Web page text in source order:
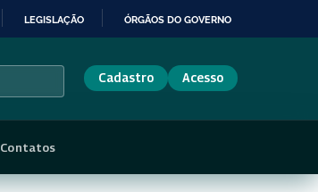
LEGISLAÇÃO ÓRGÃOS DO GOVERNO
Cadastro Acesso
Contatos